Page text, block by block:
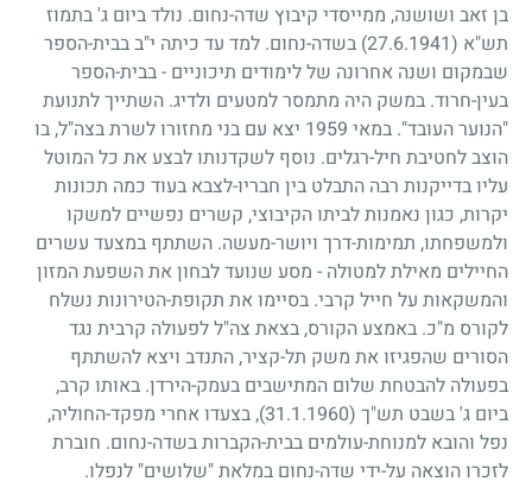
בן זאב ושושנה, ממייסדי קיבוץ שדה-נחום. נולד ביום ג' בתמוז
תש"א (27.6.1941)
בשדה-נחום. למד עד כיתה י"ב בבית-הספר
שבמקום ושנה אחרונה של לימודים תיכוניים -בבית-הספר
בעין-חרוד. במשק היה מתמסר למטעים ולדיג. השתייך לתנועת
"הנוער העובד". במאי 1959 יצא עם בני מחזורו לשרת בצה"ל, בו
הוצב לחטיבת חיל-רגלים. נוסף לשקדנותו לבצע את כל המוטל
עליו בדייקנות רבה התבלט בין חבריו-לצבא בעוד כמה תכונות
יקרות, כגון נאמנות לביתו הקיבוצי, קשרים נפשיים למשקו
ולמשפחתו, תמימות-דרך ויושר-מעשה. השתתף במצעד עשרים
החיילים מאילת למטולה - מסע שנועד לבחון את השפעת המזון
והמשקאות על חייל קרבי. בסיימו את תקופת-הטירונות נשלח
לקורס מ"כ. באמצע הקורס, בצאת צה"ל לפעולה קרבית נגד
הסורים שהפגיזו את משק תל-קציר, התנדב ויצא להשתתף
בפעולה להבטחת שלום המתישבים בעמק-הירדן. באותו קרב,
ביום ג' בשבט תש"ך (31.1.1960)
, בצעדו אחרי מפקד-החוליה,
נפל והובא למנוחת-עולמים בבית-הקברות בשדה-נחום. חוברת
לזכרו הוצאה על-ידי שדה-נחום במלאת "שלושים" לנפלו.